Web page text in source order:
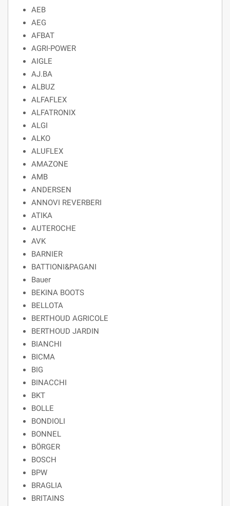
AEB
AEG
AFBAT
AGRI-POWER
AIGLE
AJ.BA
ALBUZ
ALFAFLEX
ALFATRONIX
ALGI
ALKO
ALUFLEX
AMAZONE
AMB
ANDERSEN
ANNOVI REVERBERI
ATIKA
AUTEROCHE
AVK
BARNIER
BATTIONI&PAGANI
Bauer
BEKINA BOOTS
BELLOTA
BERTHOUD AGRICOLE
BERTHOUD JARDIN
BIANCHI
BICMA
BIG
BINACCHI
BKT
BOLLE
BONDIOLI
BONNEL
BÖRGER
BOSCH
BPW
BRAGLIA
BRITAINS